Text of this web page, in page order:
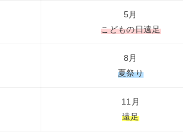
5月
こどもの日遠足
8月
夏祭り
11月
遠足